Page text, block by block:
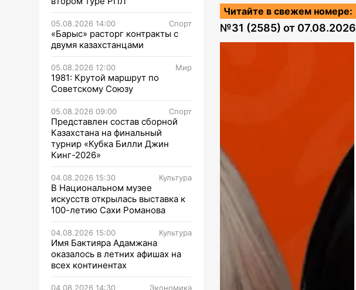
05.08.2026 14:00 Спорт
«Барыс» расторг контракты с
двумя казахстанцами
05.08.2026 12:00 Мир
1981: Крутой маршрут по
Советскому Союзу
05.08.2026 09:00 Спорт
Представлен состав сборной
Казахстана на финальный
турнир «Кубка Билли Джин
Кинг-2026»
04.08.2026 15:30 Культура
В Национальном музее
искусств открылась выставка к
100-летию Сахи Романова
04.08.2026 15:00 Культура
Имя Бактияра Адамжана
оказалось в летних афишах на
всех континентах
04.08.2026 14:30 Экономика
Читайте в свежем номере:
№31 (2585) от 07.08.2026